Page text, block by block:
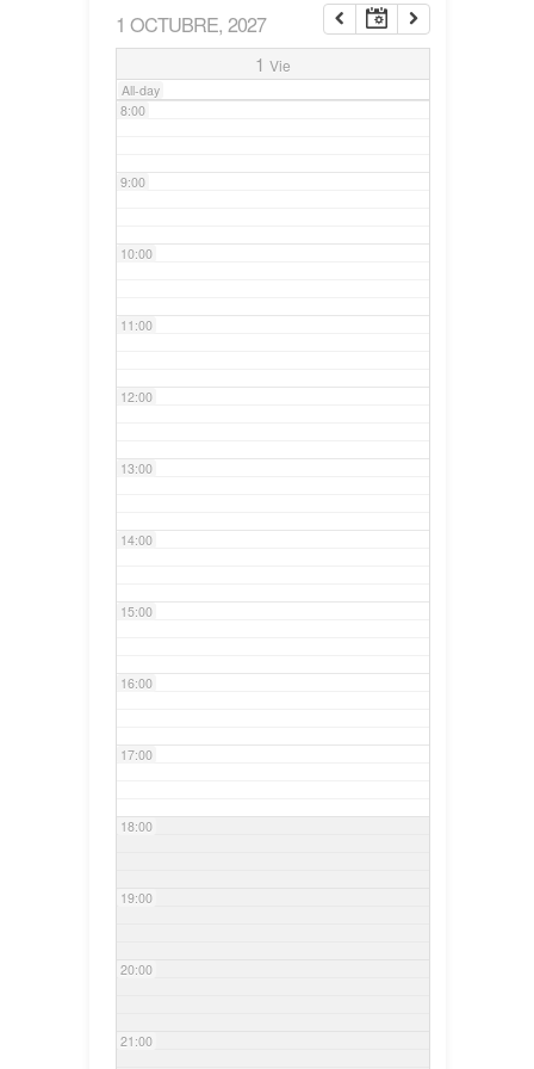
1 OCTUBRE, 2027
1 Vie
All-day
7:00
8:00
9:00
10:00
11:00
12:00
13:00
14:00
15:00
16:00
17:00
18:00
19:00
20:00
21:00